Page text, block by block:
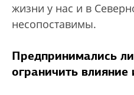
жизни у нас и в
несопоставимы.
Предпринимались
ограничить влияние